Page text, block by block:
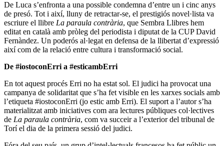
De Luca s’enfronta a una possible condemna d’entre un i cinc anys
de presó. Tot i així, lluny de retractar-se, el prestigiós novel·lista va
escriure el llibre La paraula contrària, que Sembra Llibres hem
editat en català amb pròleg del periodista i diputat de la CUP David
Fernàndez. Un poderós al·legat en defensa de la llibertat d’expressió
així com de la relació entre cultura i transformació social.
De #iostoconErri a #esticambErri
En tot aquest procés Erri no ha estat sol. El judici ha provocat una
campanya de solidaritat que s’ha fet visible en les xarxes socials amb
l’etiqueta #iostoconErri (jo estic amb Erri). El suport a l’autor s’ha
materialitzat amb iniciatives com ara lectures públiques col·lectives
de La paraula contrària, com va succeir a l’exterior del tribunal de
Torí el dia de la primera sessió del judici.